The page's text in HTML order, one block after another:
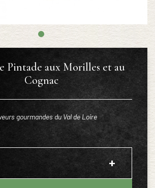
Pintade aux Morilles et au
Cognac
gourmandes du Val de Loire
+